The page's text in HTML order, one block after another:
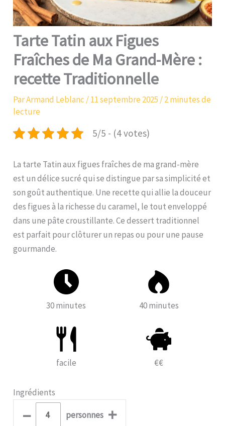
Tarte Tatin aux Figues
Fraîches de Ma Grand-Mère :
recette Traditionnelle
ParArmand Leblanc /11 septembre 2025 /2 minutes de
lecture
5/5 - (4 votes)
La tarte Tatin aux figues fraîches de ma grand-mère
est un délice sucré qui se distingue par sa simplicité et
son goût authentique. Une recette qui allie la douceur
des figues à la richesse du caramel, le tout enveloppé
dans une pâte croustillante. Ce dessert traditionnel
est parfait pour clôturer un repas ou pour une pause
gourmande.
30 minutes 40 minutes
facile €€
Ingrédients
– personnes +